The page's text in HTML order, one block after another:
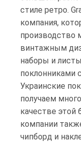
стиле ретро.
компания,
производство
винтажным
наборы и
поклонниками
Украинские
получаем
качестве этой
компании
чипборд и